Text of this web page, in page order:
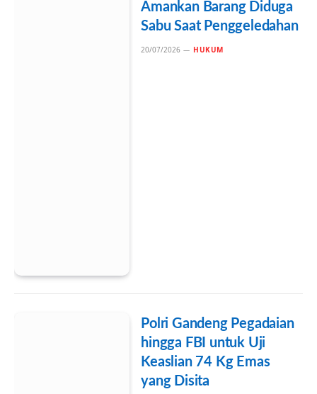
Amankan Barang Diduga
Sabu Saat Penggeledahan
20/07/2026 HUKUM
Polri Gandeng Pegadaian
hingga FBI untuk Uji
Keaslian 74 Kg Emas
yang Disita